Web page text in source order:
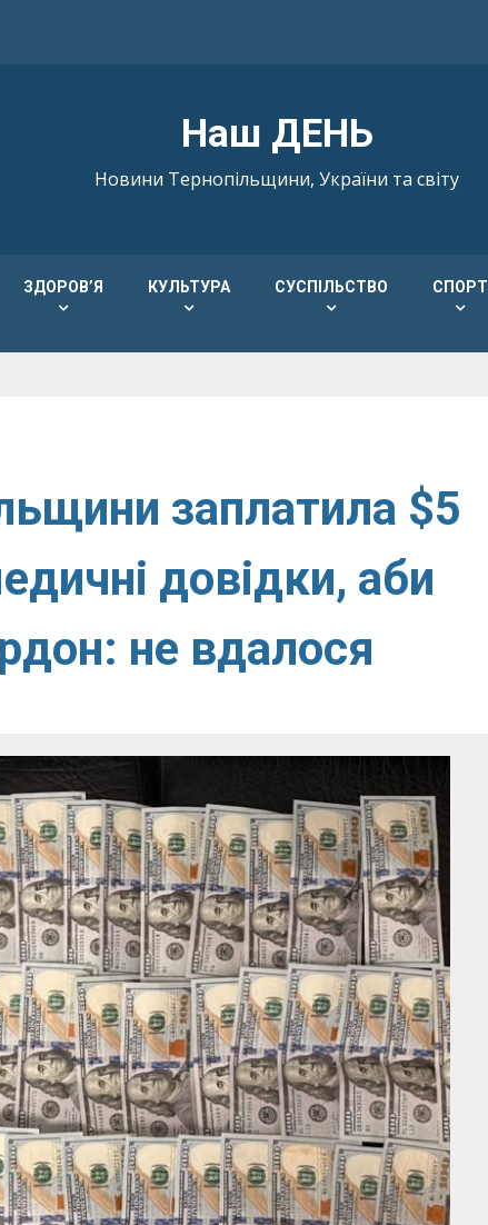
Наш ДЕНЬ
Новини Тернопільщини, України та світу
ЗДОРОВ’Я КУЛЬТУРА СУСПІЛЬСТВО СПОРТ
заплатила $5
довідки, аби
не вдалося